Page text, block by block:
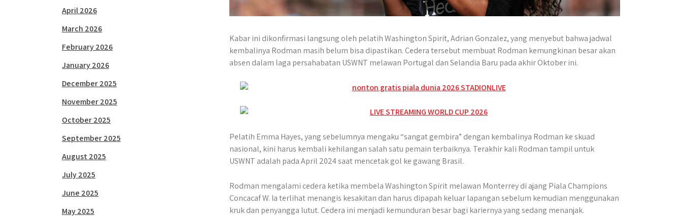
Kabar ini dikonfirmasi langsung oleh pelatih Washington Spirit, Adrian Gonzalez, yang menyebut bahwa jadwal
kembalinya Rodman masih belum bisa dipastikan. Cedera tersebut membuat Rodman kemungkinan besar akan
absen dalam laga persahabatan USWNT melawan Portugal dan Selandia Baru pada akhir Oktober ini.
Pelatih Emma Hayes, yang sebelumnya mengaku “sangat gembira” dengan kembalinya Rodman ke skuad
nasional, kini harus kembali kehilangan salah satu pemain terbaiknya. Terakhir kali Rodman tampil untuk
USWNT adalah pada April 2024 saat mencetak gol ke gawang Brasil.
Rodman mengalami cedera ketika membela Washington Spirit melawan Monterrey di ajang Piala Champions
Concacaf W. Ia terlihat menangis kesakitan dan harus dipapah keluar lapangan sebelum kemudian menggunakan
kruk dan penyangga lutut. Cedera ini menjadi kemunduran besar bagi kariernya yang sedang menanjak.
April 2026
March 2026
February 2026
January 2026
December 2025
November 2025
October 2025
September 2025
August 2025
July 2025
June 2025
May 2025